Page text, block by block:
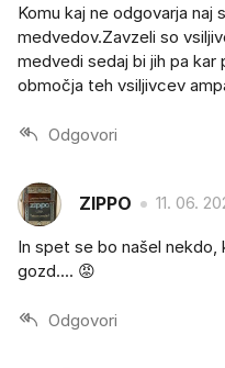
Komu kaj ne odgovarja naj
medvedov.Zavzeli so
medvedi sedaj bi jih pa kar
območja teh vsiljivcev
Odgovori
ZIPPO 11. 06.
In spet se bo našel
gozd.... 😡
Odgovori